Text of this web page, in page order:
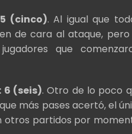
(cinco). Al igual que
de cara al ataque,
que
6 (seis). Otro de lo poco
más pases acertó, el
otros partidos por